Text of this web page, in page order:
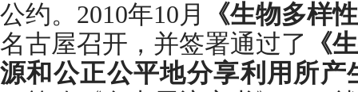
公约。2010年10月
《生物多样
名古屋召开，并签署通过了
《
源和公正公平地分享利用所